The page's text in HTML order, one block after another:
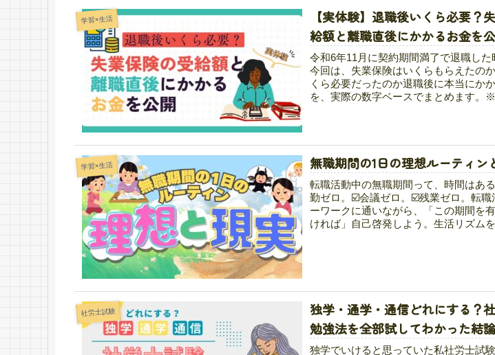
学習×生活
【実体験】退職後いくら必要？
給額と離職直後にかかるお金を
令和6年11月に契約期間満了で退職した
今回は、失業保険はいくらもらえたの
くら必要だったのか退職後に本当にか
を、実際の数字ベースでまとめます。
学習×生活 無職期間の1日の理想ルーティン
転職活動中の無職期間って、時間はあ
勤ゼロ。☑️会議ゼロ。☑️残業ゼロ。転職
ーワークに通いながら、「この期間を
ければ」自己啓発しよう。生活リズム
社労士試験
独学・通学・通信どれにする？
勉強法を全部試してわかった結
独学でいけると思っていた私社労士試